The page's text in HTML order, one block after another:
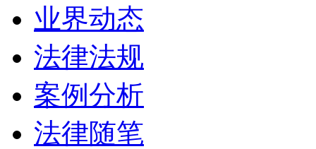
业界动态
法律法规
案例分析
法律随笔